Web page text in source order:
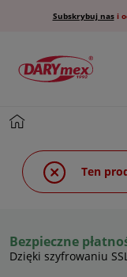
Subskrybuj nasi
Ten
Bezpieczne
Dzięki szyfrowaniu